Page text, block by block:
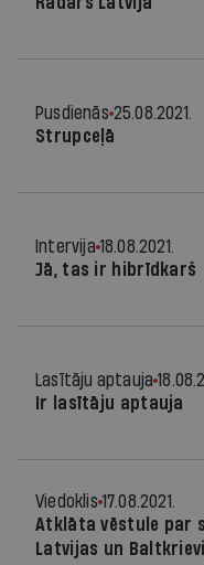
Pusdienās 25.08.2021.
Strupceļā
Intervija 18.08.2021.
Jā, tas ir hibrīdkarš
Lasītāju aptauja
Ir lasītāju aptauja
Viedoklis 17.08.2021.
Atklāta vēstule par
Latvijas un